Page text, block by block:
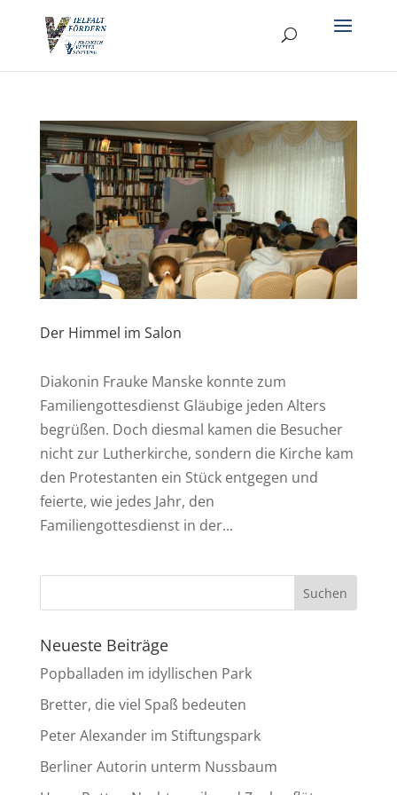
Der Himmel im Salon
Diakonin Frauke Manske konnte zum
Familiengottesdienst Gläubige jeden Alters
begrüßen. Doch diesmal kamen die Besucher
nicht zur Lutherkirche, sondern die Kirche kam
den Protestanten ein Stück entgegen und
feierte, wie jedes Jahr, den
Familiengottesdienst in der...
Neueste Beiträge
Popballaden im idyllischen Park
Bretter, die viel Spaß bedeuten
Peter Alexander im Stiftungspark
Berliner Autorin unterm Nussbaum